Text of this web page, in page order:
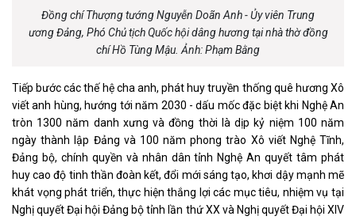
Đồng chí Thượng tướng Nguyễn Doãn Anh - Ủy viên Trung
ương Đảng, Phó Chủ tịch Quốc hội dâng hương tại nhà thờ đồng
chí Hồ Tùng Mậu. Ảnh: Phạm Bằng
Tiếp bước các thế hệ cha anh, phát huy truyền thống quê hương Xô
viết anh hùng, hướng tới năm 2030 - dấu mốc đặc biệt khi Nghệ An
tròn 1300 năm danh xưng và đồng thời là dịp kỷ niệm 100 năm
ngày thành lập Đảng và 100 năm phong trào Xô viết Nghệ Tĩnh,
Đảng bộ, chính quyền và nhân dân tỉnh Nghệ An quyết tâm phát
huy cao độ tinh thần đoàn kết, đổi mới sáng tạo, khơi dậy mạnh mẽ
khát vọng phát triển, thực hiện thắng lợi các mục tiêu, nhiệm vụ tại
Nghị quyết Đại hội Đảng bộ tỉnh lần thứ XX và Nghị quyết Đại hội XIV